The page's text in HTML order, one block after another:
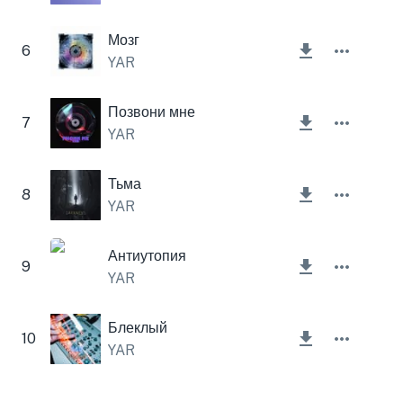
6
Мозг
YAR
7
Позвони мне
YAR
8
Тьма
YAR
9
Антиутопия
YAR
10
Блеклый
YAR